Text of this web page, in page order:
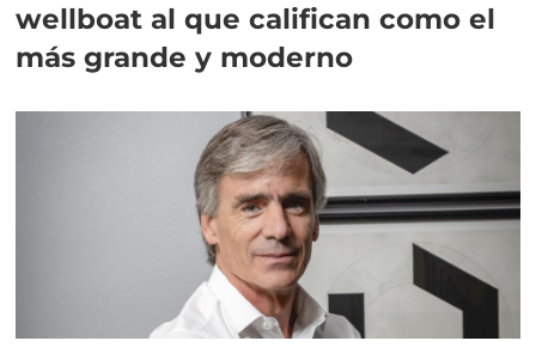
wellboat al que califican como el
más grande y moderno